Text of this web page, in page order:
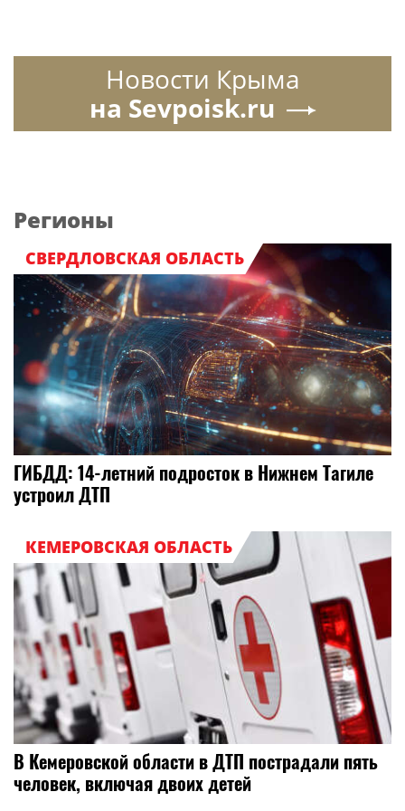
Новости Крыма
на Sevpoisk.ru
Регионы
СВЕРДЛОВСКАЯ ОБЛАСТЬ
ГИБДД: 14-летний подросток в Нижнем Тагиле
устроил ДТП
КЕМЕРОВСКАЯ ОБЛАСТЬ
В Кемеровской области в ДТП пострадали пять
человек, включая двоих детей